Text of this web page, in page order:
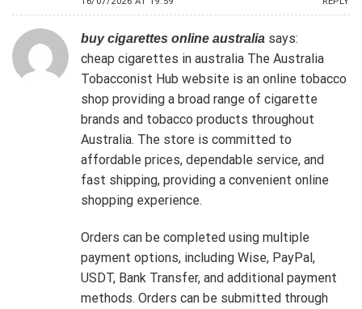
buy cigarettes online australia says:
cheap cigarettes in australia The Australia
Tobacconist Hub website is an online tobacco
shop providing a broad range of cigarette
brands and tobacco products throughout
Australia. The store is committed to
affordable prices, dependable service, and
fast shipping, providing a convenient online
shopping experience.
Orders can be completed using multiple
payment options, including Wise, PayPal,
USDT, Bank Transfer, and additional payment
methods. Orders can be submitted through